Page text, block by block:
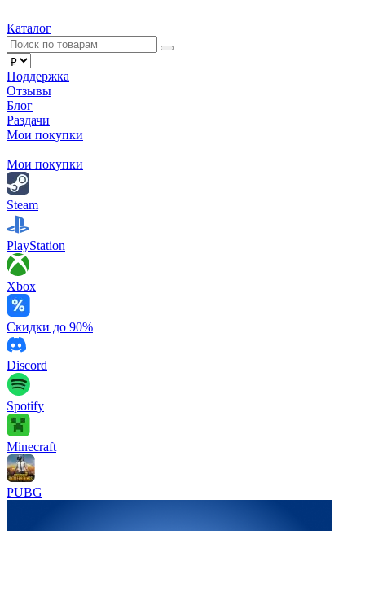
Каталог
Поддержка
Отзывы
Блог
Раздачи
Мои покупки
Мои покупки
Steam
PlayStation
Xbox
Скидки до 90%
Discord
Spotify
Minecraft
PUBG